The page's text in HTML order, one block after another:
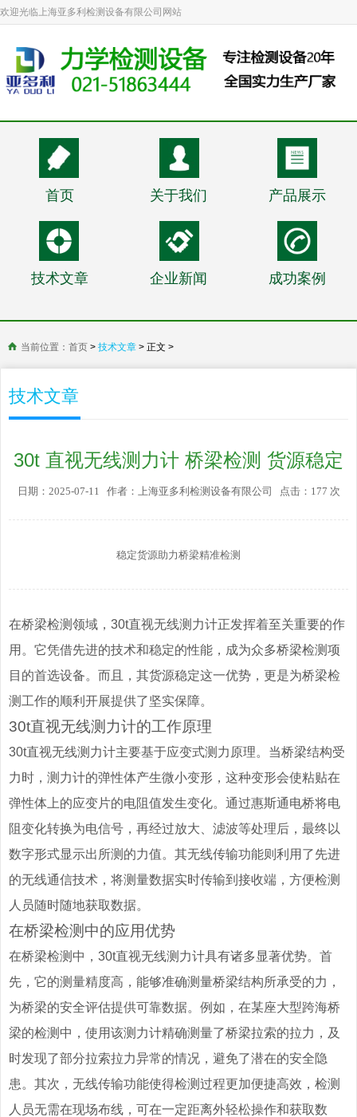
欢迎光临上海亚多利检测设备有限公司网站
首页 关于我们 产品展示
技术文章 企业新闻 成功案例
当前位置： 首页 > 技术文章 > 正文 >
技术文章
30t 直视无线测力计 桥梁检测 货源稳定
日期：2025-07-11 作者：上海亚多利检测设备有限公司 点击：177 次
稳定货源助力桥梁精准检测
在桥梁检测领域，30t直视无线测力计正发挥着至关重要的作
用。它凭借先进的技术和稳定的性能，成为众多桥梁检测项
目的首选设备。而且，其货源稳定这一优势，更是为桥梁检
测工作的顺利开展提供了坚实保障。
30t直视无线测力计的工作原理
30t直视无线测力计主要基于应变式测力原理。当桥梁结构受
力时，测力计的弹性体产生微小变形，这种变形会使粘贴在
弹性体上的应变片的电阻值发生变化。通过惠斯通电桥将电
阻变化转换为电信号，再经过放大、滤波等处理后，最终以
数字形式显示出所测的力值。其无线传输功能则利用了先进
的无线通信技术，将测量数据实时传输到接收端，方便检测
人员随时随地获取数据。
在桥梁检测中的应用优势
在桥梁检测中，30t直视无线测力计具有诸多显著优势。首
先，它的测量精度高，能够准确测量桥梁结构所承受的力，
为桥梁的安全评估提供可靠数据。例如，在某座大型跨海桥
梁的检测中，使用该测力计精确测量了桥梁拉索的拉力，及
时发现了部分拉索拉力异常的情况，避免了潜在的安全隐
患。其次，无线传输功能使得检测过程更加便捷高效，检测
人员无需在现场布线，可在一定距离外轻松操作和获取数